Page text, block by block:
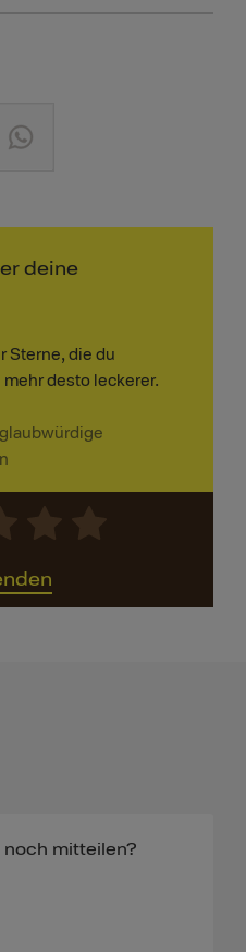
deine
Sterne, die du
desto leckerer.